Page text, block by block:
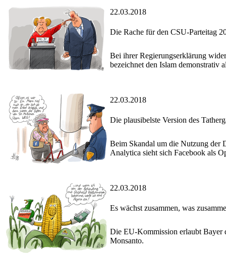
22.03.2018
Die Rache für den CSU-Parteitag
Bei ihrer Regierungserklärung
bezeichnet den Islam demonstrativ
22.03.2018
Die plausibelste Version des
Beim Skandal um die Nutzung der
Analytica sieht sich Facebook als
22.03.2018
Es wächst zusammen, was
Die EU-Kommission erlaubt Bayer
Monsanto.